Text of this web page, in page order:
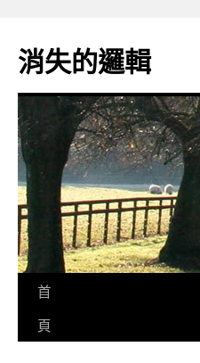
主
要
消失的邏輯
首
頁